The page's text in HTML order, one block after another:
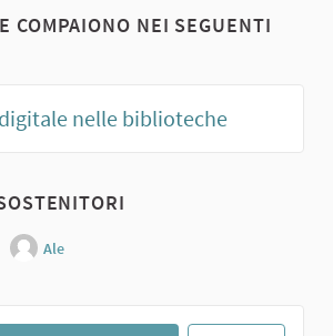
COMPAIONO NEI SEGUENTI
nelle biblioteche
Ale